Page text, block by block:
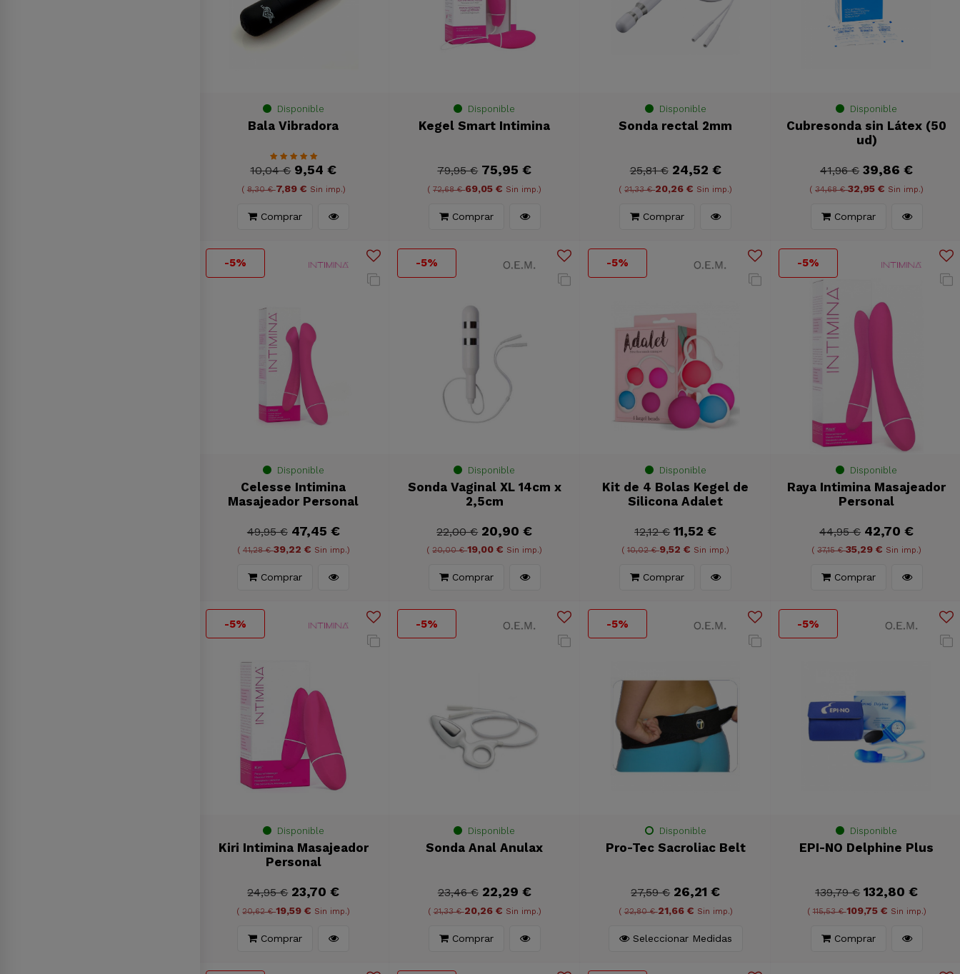
Disponible
Bala Vibradora
10,04 € 9,54 €
( 8,30 €7,89 € Sin imp.)
Comprar
Disponible
Kegel Smart Intimina
79,95 € 75,95 €
(72,68 €69,05 € Sin imp.)
Comprar
Disponible
Sonda rectal 2mm
25,81 € 24,52 €
(21,33 €20,26 € Sin imp.)
Comprar
Disponible
Cubresonda sin Látex (50
ud)
41,96 € 39,86 €
(34,68 €32,95 € Sin imp.)
Comprar
-5%
Disponible
Celesse Intimina
Masajeador Personal
49,95 € 47,45 €
( 41,28 €39,22 € Sin imp.)
Comprar
-5%
Disponible
Sonda Vaginal XL 14cm x
2,5cm
22,00 € 20,90 €
(20,00 €19,00 € Sin imp.)
Comprar
-5%
Disponible
Kit de 4 Bolas Kegel de
Silicona Adalet
12,12 € 11,52 €
(10,02 €9,52 € Sin imp.)
Comprar
-5%
Disponible
Raya Intimina Masajeador
Personal
44,95 € 42,70 €
(37,15 €35,29 € Sin imp.)
Comprar
-5%
Disponible
Kiri Intimina Masajeador
Personal
24,95 € 23,70 €
(20,62 €19,59 € Sin imp.)
Comprar
-5%
Disponible
Sonda Anal Anulax
23,46 € 22,29 €
( 21,33 €20,26 € Sin imp.)
Comprar
-5%
Disponible
Pro-Tec Sacroliac Belt
27,59 € 26,21 €
(22,80 €21,66 € Sin imp.)
Seleccionar Medidas
-5%
Disponible
EPI-NO Delphine Plus
139,79 € 132,80 €
(115,53 €109,75 € Sin imp.)
Comprar